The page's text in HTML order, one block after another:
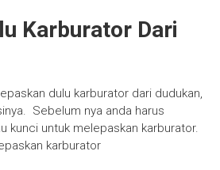
Karburator Dari
dulu karburator dari dudukan,
Sebelum nya anda harus
kunci untuk melepaskan karburator.
karburator